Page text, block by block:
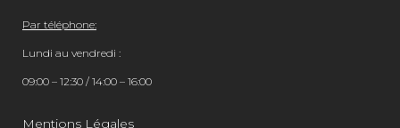
Par téléphone:
Lundi au vendredi :
09:00 – 12:30 / 14:00 – 16:00
Mentions Légales